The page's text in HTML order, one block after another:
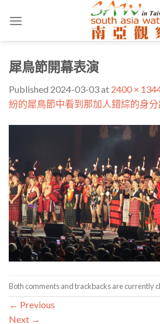
犀鳥節開幕表演
Published 2024-03-03at 2400 ×
紛的犀鳥節中看到那加人錯綜的身
Both comments and trackbacks are currently
← Previous
Next →